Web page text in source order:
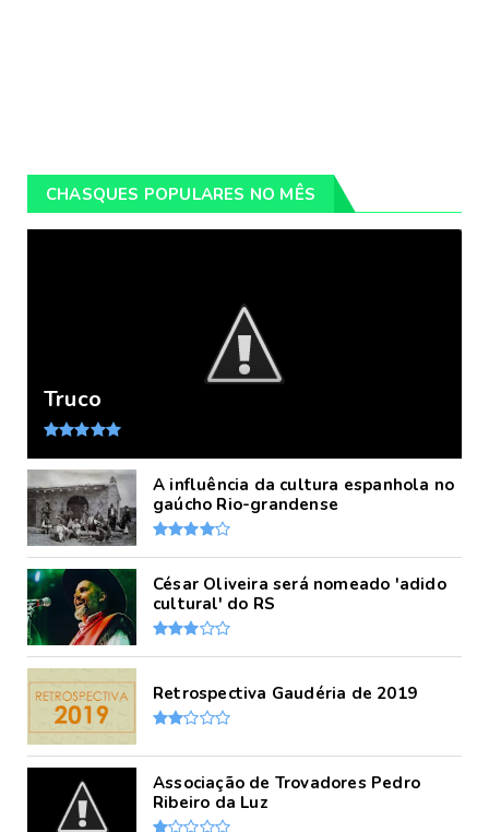
CHASQUES POPULARES NO MÊS
Truco
A influência da cultura espanhola no
gaúcho Rio-grandense
César Oliveira será nomeado 'adido
cultural' do RS
Retrospectiva Gaudéria de 2019
Associação de Trovadores Pedro
Ribeiro da Luz